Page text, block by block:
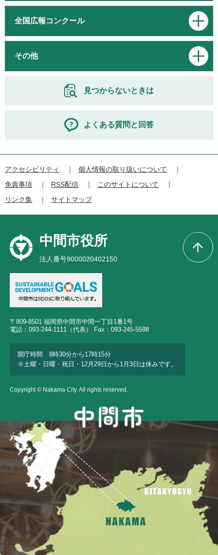
全国広報コンクール
その他
見つからないときは
よくある質問と回答
アクセシビリティ
個人情報の取り扱いについて
免責事項
RSS配信
このサイトについて
リンク集
サイトマップ
中間市役所
法人番号9000020402150
〒809-8501 福岡県中間市中間一丁目1番1号
電話：093-244-1111（代表） Fax：093-245-5598
開庁時間 8時30分から17時15分
※土曜・日曜・祝日・12月29日から1月3日は休みです。
Copyright © Nakama City. All rights reserved.